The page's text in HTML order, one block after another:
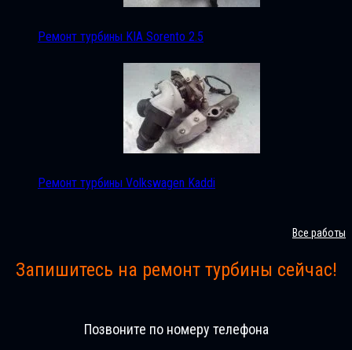
Ремонт турбины KIA Sorento 2.5
Ремонт турбины Volkswagen Kaddi
Все работы
Запишитесь на ремонт турбины сейчас!
Позвоните по номеру телефона